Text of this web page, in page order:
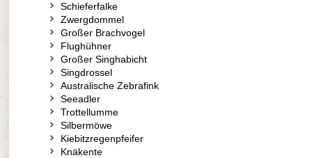
Schieferfalke
Zwergdommel
Großer Brachvogel
Flughühner
Großer Singhabicht
Singdrossel
Australische Zebrafink
Seeadler
Trottellumme
Silbermöwe
Kiebitzregenpfeifer
Knäkente